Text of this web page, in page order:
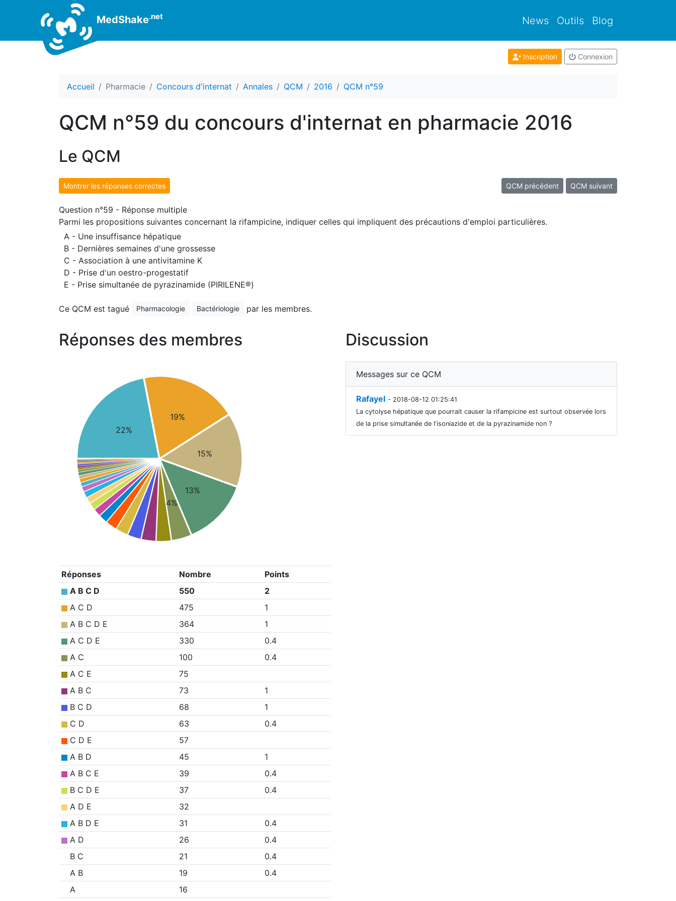
MedShake.net News Outils Blog
Inscription Connexion
Accueil Pharmacie Concours d'internat Annales QCM 2016 QCM n°59
QCM n°59 du concours d'internat en pharmacie 2016
Le QCM
Montrer les réponses correctes QCM précédent QCM suivant
Question n°59 - Réponse multiple
Parmi les propositions suivantes concernant la rifampicine, indiquer celles qui impliquent des précautions d'emploi particulières.
A - Une insuffisance hépatique
B - Dernières semaines d'une grossesse
C - Association à une antivitamine K
D - Prise d'un oestro-progestatif
E - Prise simultanée de pyrazinamide (PIRILENE®)
Ce QCM est tagué Pharmacologie Bactériologie par les membres.
Réponses des membres
22%
19%
15%
13%
4%
Réponses Nombre
Points
A B C D
550
2
A C D
475
1
A B C D E
364
1
A C D E
330
0.4
A C
100
0.4
A C E
75
A B C
73
1
B C D
68
1
C D
63
0.4
C D E
57
A B D
45
1
A B C E
39
0.4
B C D E
37
0.4
A D E
32
A B D E
31
0.4
A D
26
0.4
B C
21
0.4
A B
19
0.4
A
16
Discussion
Messages sur ce QCM
Rafayel - 2018-08-12 01:25:41
La cytolyse hépatique que pourrait causer la rifampicine est surtout observée lors
de la prise simultanée de l'isoniazide et de la pyrazinamide non ?